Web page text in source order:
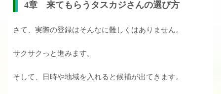
4章 来てもらうタスカジさんの選び方
さて、実際の登録はそんなに難しくはありません。
サクサクっと進みます。
そして、日時や地域を入れると候補が出てきます。